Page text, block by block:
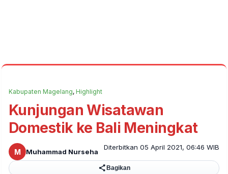
Kabupaten Magelang, Highlight
Kunjungan Wisatawan
Domestik ke Bali Meningkat
M Muhammad Nurseha
Diterbitkan 05 April 2021, 06:46 WIB
Bagikan